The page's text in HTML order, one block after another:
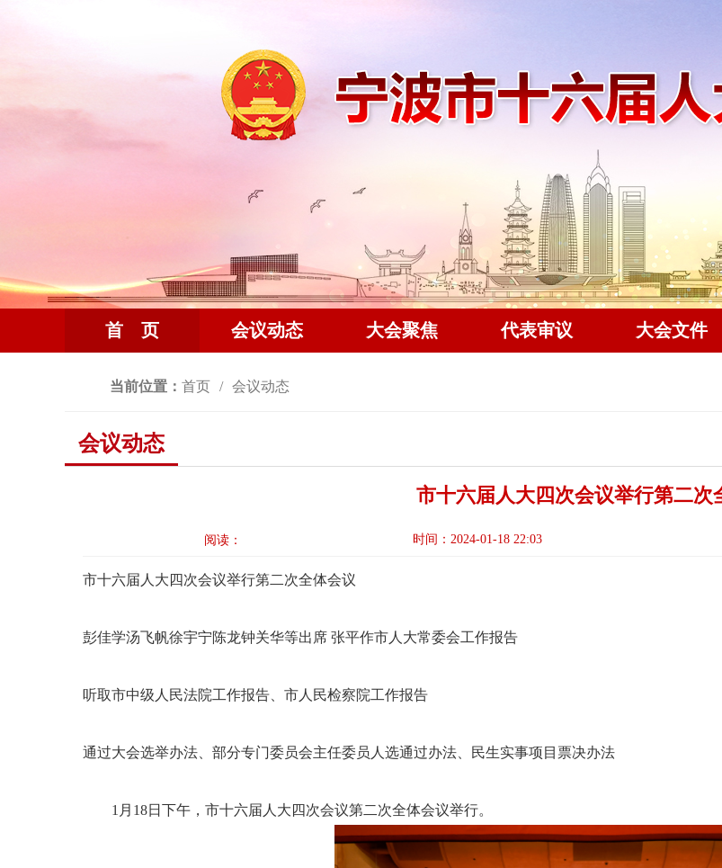
首 页 会议动态 大会聚焦 代表审议 大会文件
当前位置： 首页 会议动态
会议动态
市十六届人大四次会议举行第二次
阅读： 时间：2024-01-18 22:03
市十六届人大四次会议举行第二次全体会议
彭佳学汤飞帆徐宇宁陈龙钟关华等出席 张平作市人大常委会工作报告
听取市中级人民法院工作报告、市人民检察院工作报告
通过大会选举办法、部分专门委员会主任委员人选通过办法、民生实事项目票决办法
1月18日下午，市十六届人大四次会议第二次全体会议举行。